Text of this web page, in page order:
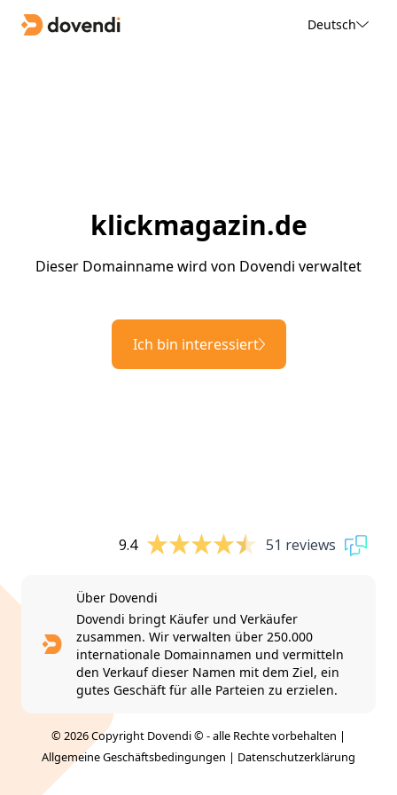
Deutsch
klickmagazin.de
Dieser Domainname wird von Dovendi verwaltet
Ich bin interessiert
9.4 51 reviews
Über Dovendi
Dovendi bringt Käufer und Verkäufer
zusammen. Wir verwalten über 250.000
internationale Domainnamen und vermitteln
den Verkauf dieser Namen mit dem Ziel, ein
gutes Geschäft für alle Parteien zu erzielen.
© 2026 Copyright Dovendi © - alle Rechte vorbehalten |
Allgemeine Geschäftsbedingungen | Datenschutzerklärung